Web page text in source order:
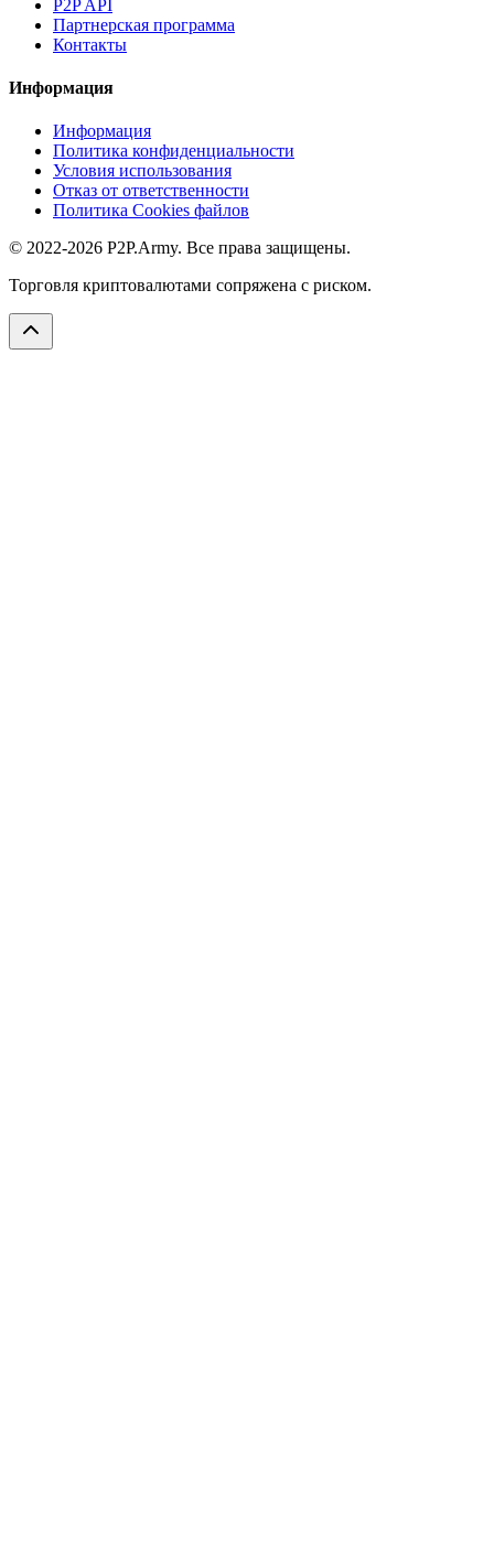
P2P API
Партнерская программа
Контакты
Информация
Информация
Политика конфиденциальности
Условия использования
Отказ от ответственности
Политика Cookies файлов
© 2022-2026 P2P.Army. Все права защищены.
Торговля криптовалютами сопряжена с риском.